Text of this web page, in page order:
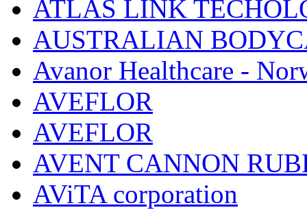
ATLAS LINK
AUSTRALIAN
Avanor Healthcare -
AVEFLOR
AVEFLOR
AVENT CANNON
AViTA corporation